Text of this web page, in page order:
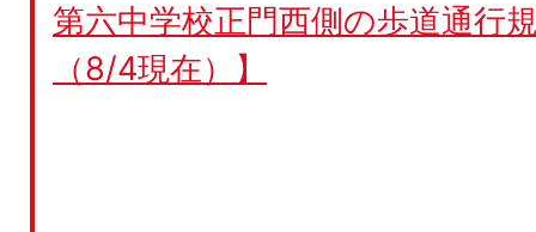
第六中学校正門西側の歩道通行
（8/4現在）】